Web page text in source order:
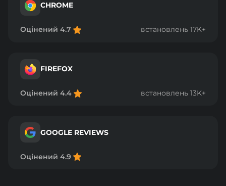
CHROME
Оцінений 4.7 встановлень 17K+
FIREFOX
Оцінений 4.4 встановлень 13K+
GOOGLE REVIEWS
Оцінений 4.9